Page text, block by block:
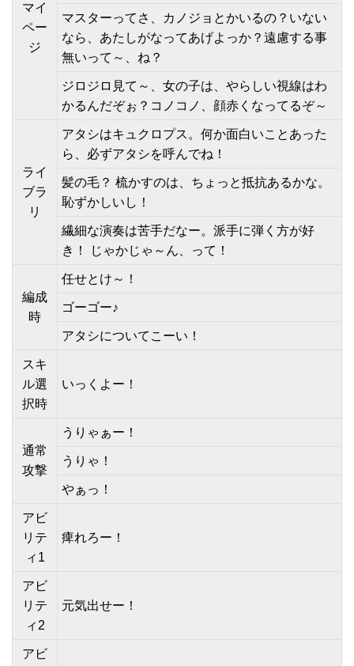
マイ
ペー
ジ
マスターってさ、カノジョとかいるの？いない
なら、あたしがなってあげよっか？遠慮する事
無いって～、ね？
ジロジロ見て～、女の子は、やらしい視線はわ
かるんだぞぉ？コノコノ、顔赤くなってるぞ～
ライ
ブラ
リ
アタシはキュクロプス。何か面白いことあった
ら、必ずアタシを呼んでね！
髪の毛？ 梳かすのは、ちょっと抵抗あるかな。
恥ずかしいし！
繊細な演奏は苦手だなー。派手に弾く方が好
き！ じゃかじゃ～ん、って！
編成
時
任せとけ～！
ゴーゴー♪
アタシについてこーい！
スキ
ル選
択時
いっくよー！
通常
攻撃
うりゃぁー！
うりゃ！
やぁっ！
アビ
リテ
ィ1
痺れろー！
アビ
リテ
ィ2
元気出せー！
アビ